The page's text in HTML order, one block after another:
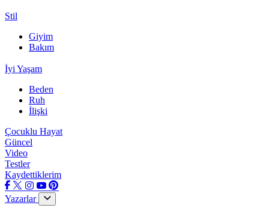
Stil
Giyim
Bakım
İyi Yaşam
Beden
Ruh
İlişki
Çocuklu Hayat
Güncel
Video
Testler
Kaydettiklerim
Yazarlar